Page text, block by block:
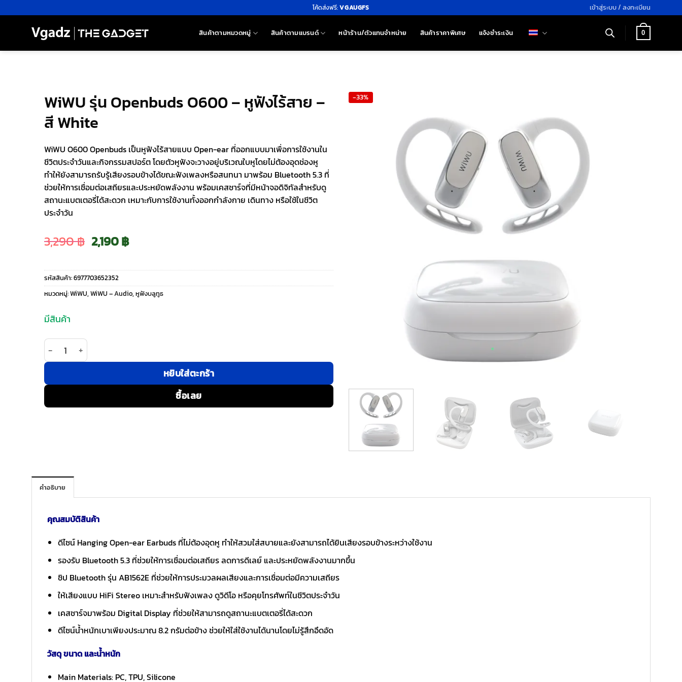
ไป
โค้ดส่งฟรี:VGAUGFS เข้าสู่ระบบ / ลงทะเบียน
สินค้าตามหมวดหมู่ สินค้าตามแบรนด์ หน้าร้าน/ตัวแทนจำหน่าย สินค้าราคาพิเศษ แจ้งชำระเงิน 0
WiWU รุ่น Openbuds O600 – หูฟังไร้สาย –
สี White
WiWU O600 Openbuds เป็นหูฟังไร้สายแบบ Open-ear ที่ออกแบบมาเพื่อการใช้งานใน
ชีวิตประจำวันและกิจกรรมสปอร์ต โดยตัวหูฟังจะวางอยู่บริเวณใบหูโดยไม่ต้องอุดช่องหู
ทำให้ยังสามารถรับรู้เสียงรอบข้างได้ขณะฟังเพลงหรือสนทนา มาพร้อม Bluetooth 5.3 ที่
ช่วยให้การเชื่อมต่อเสถียรและประหยัดพลังงาน พร้อมเคสชาร์จที่มีหน้าจอดิจิทัลสำหรับดู
สถานะแบตเตอรี่ได้สะดวก เหมาะกับการใช้งานทั้งออกกำลังกาย เดินทาง หรือใช้ในชีวิต
ประจำวัน
3,290฿ Original
price
was:
2,190฿Current
price
is:
รหัสสินค้า:6977703652352
หมวดหมู่:WiWU, WiWU – Audio, หูฟังบลูทูธ
มีสินค้า
จำนวน WiWU รุ่น Openbuds O600 - หูฟังไร้สาย - สี White ชิ้น
หยิบใส่ตะกร้า
ซื้อเลย
-33%
คำอธิบาย
คุณสมบัติสินค้า
ดีไซน์ Hanging Open-ear Earbuds ที่ไม่ต้องอุดหู ทำให้สวมใส่สบายและยังสามารถได้ยินเสียงรอบข้างระหว่างใช้งาน
รองรับ Bluetooth 5.3 ที่ช่วยให้การเชื่อมต่อเสถียร ลดการดีเลย์ และประหยัดพลังงานมากขึ้น
ชิป Bluetooth รุ่น AB1562E ที่ช่วยให้การประมวลผลเสียงและการเชื่อมต่อมีความเสถียร
ให้เสียงแบบ HiFi Stereo เหมาะสำหรับฟังเพลง ดูวิดีโอ หรือคุยโทรศัพท์ในชีวิตประจำวัน
เคสชาร์จมาพร้อม Digital Display ที่ช่วยให้สามารถดูสถานะแบตเตอรี่ได้สะดวก
ดีไซน์น้ำหนักเบาเพียงประมาณ 8.2 กรัมต่อข้าง ช่วยให้ใส่ใช้งานได้นานโดยไม่รู้สึกอึดอัด
วัสดุ ขนาด และน้ำหนัก
Main Materials: PC, TPU, Silicone